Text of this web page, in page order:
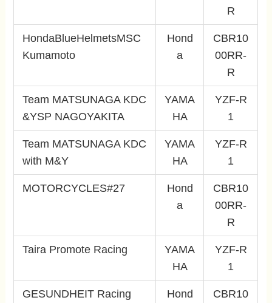
R
HondaBlueHelmetsMSC
Kumamoto
Hond
a
CBR10
00RR-
R
Team MATSUNAGA KDC
&YSP NAGOYAKITA
YAMA
HA
YZF-R
1
Team MATSUNAGA KDC
with M&Y
YAMA
HA
YZF-R
1
MOTORCYCLES#27
Hond
a
CBR10
00RR-
R
Taira Promote Racing
YAMA
HA
YZF-R
1
GESUNDHEIT Racing
Hond
CBR10